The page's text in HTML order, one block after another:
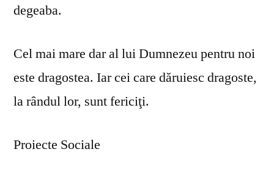
degeaba.
Cel mai mare dar al lui Dumnezeu pentru noi
este dragostea. Iar cei care dăruiesc dragoste,
la rândul lor, sunt fericiţi.
Proiecte Sociale